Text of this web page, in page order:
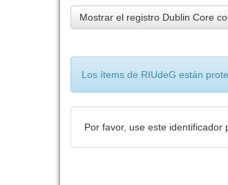
Mostrar el registro Dublin Core
Los ítems de RIUdeG están
Por favor, use este